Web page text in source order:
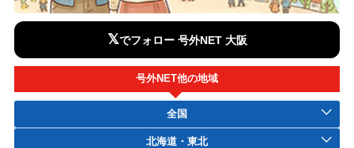
𝕏でフォロー 号外NET 大阪
号外NET他の地域
全国
北海道・東北